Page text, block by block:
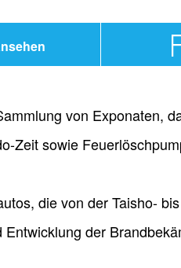
von Exponaten,
Zeit sowie
die von der Taisho-
der